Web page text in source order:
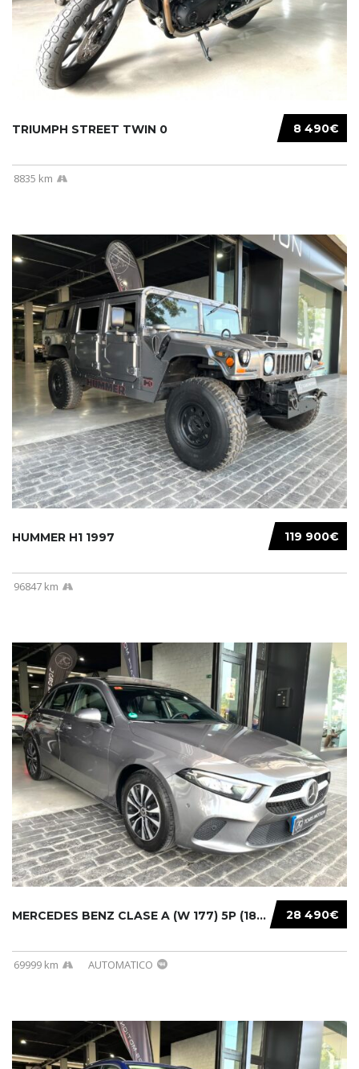
8 490€
TRIUMPH STREET TWIN 0
8835 km
119 900€
HUMMER H1 1997
96847 km
28 490€
MERCEDES BENZ CLASE A (W 177) 5P (18-) 2020....
69999 km AUTOMATICO